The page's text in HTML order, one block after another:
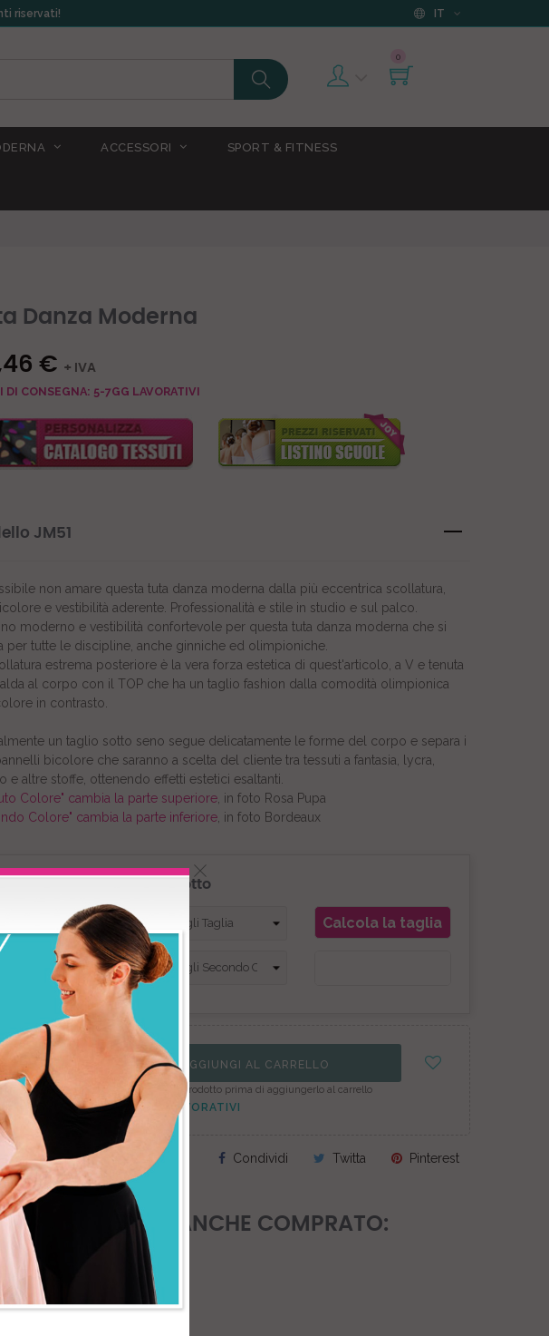
riservati! IT
0
ACCESSORI SPORT & FITNESS
Danza Moderna
€ + IVA
DI CONSEGNA: 5-7GG LAVORATIVI
JM51
non amare questa tuta danza moderna dalla più eccentrica scollatura,
e vestibilità aderente. Professionalità e stile in studio e sul palco.
moderno e vestibilità confortevole per questa tuta danza moderna che si
per tutte le discipline, anche ginniche ed olimpioniche.
estrema posteriore è la vera forza estetica di quest'articolo, a V e tenuta
al corpo con il TOP che ha un taglio fashion dalla comodità olimpionica
in contrasto.
un taglio sotto seno segue delicatamente le forme del corpo e separa i
bicolore che saranno a scelta del cliente tra tessuti a fantasia, lycra,
e altre stoffe, ottenendo effetti estetici esaltanti.
Colore" cambia la parte superiore , in foto Rosa Pupa
Colore" cambia la parte inferiore , in foto Bordeaux
del prodotto
Calcola la taglia
Colore
AGGIUNGI AL CARRELLO
* Configura il prodotto prima di aggiungerlo al carrello
DI CONSEGNA: 5-7GG LAVORATIVI
Condividi Twitta Pinterest
HANNO ANCHE COMPRATO: